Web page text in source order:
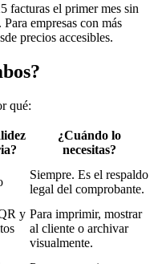
facturas el primer mes sin
empresas con más
precios accesibles.
qué:
¿Cuándo lo
necesitas?
Siempre. Es el respaldo
legal del comprobante.
y Para imprimir, mostrar
al cliente o archivar
visualmente.